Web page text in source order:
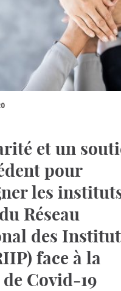
et un
pour
les
Réseau
des
face à la
Covid-19